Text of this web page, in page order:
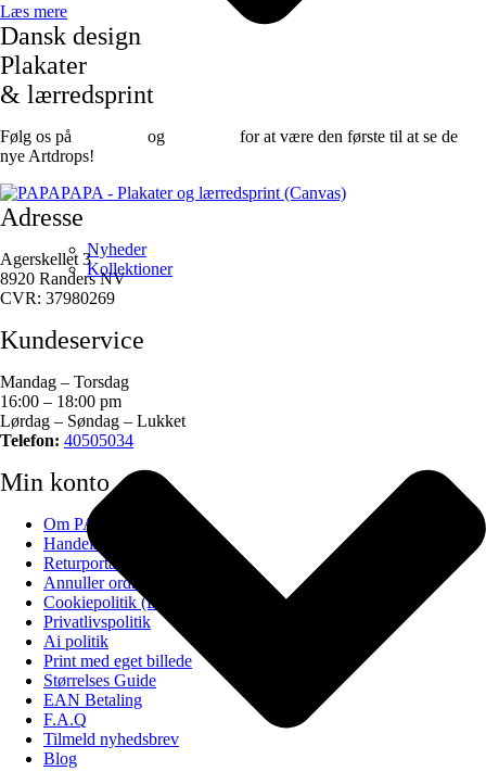
Nyheder
Kollektioner
Læs mere
Dansk design
Plakater
& lærredsprint
Følg os på og
for at være den første til at se de
nye Artdrops!
Adresse
Agerskellet 3
8920 Randers NV
CVR: 37980269
Kundeservice
Mandag – Torsdag
16:00 – 18:00 pm
Lørdag – Søndag – Lukket
Telefon: 40505034
Min konto
Om PAPAPAPA
Handelsbetingelser
Returportal
Annuller ordre
Cookiepolitik (EU)
Privatlivspolitik
Ai politik
Print med eget billede
Størrelses Guide
EAN Betaling
F.A.Q
Tilmeld nyhedsbrev
Blog